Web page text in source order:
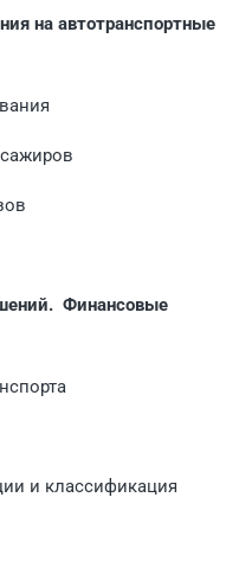
на автотранспортные
Финансовые
и классификация